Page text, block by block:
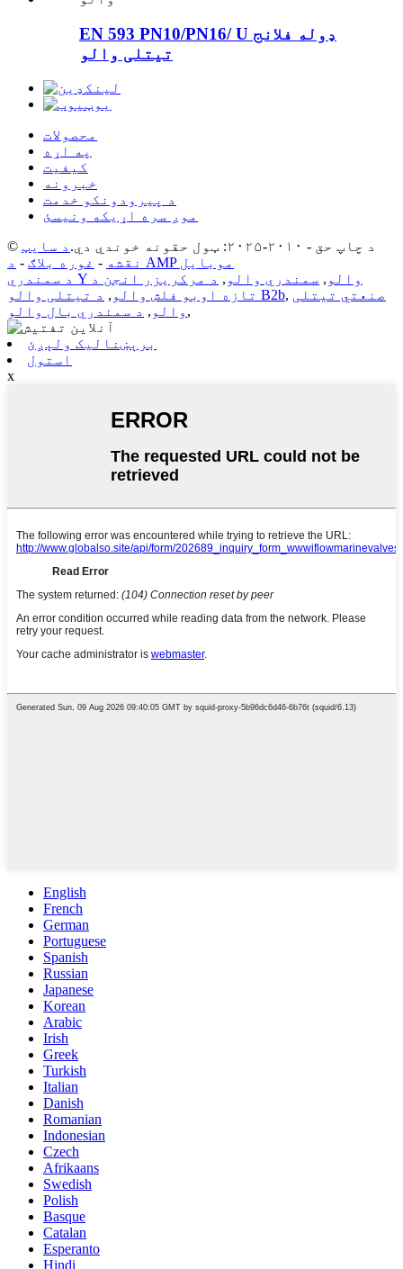
EN 593 PN10/PN16/ U ډوله فلانج
تیتلی والو
محصولات
په اړه
کیفیت
خبرونه
د پیرودونکو خدمت
موږ سره اړیکه ونیسئ
© د چاپ حق - ۲۰۱۰-۲۰۲۵: ټول حقونه خوندي دي.
د سایټ
نقشه - غوره بلاګ -
د AMP موبایل
د سمندري Y والو , سمندري والو , د مرکریزر انجن د
تازه اوبو فلش والو , د تیتلی والو B2b, صنعتي تیتلی
والو , د سمندري بال والو ,
برېښنالیک ولېږئ
استول
x
English
French
German
Portuguese
Spanish
Russian
Japanese
Korean
Arabic
Irish
Greek
Turkish
Italian
Danish
Romanian
Indonesian
Czech
Afrikaans
Swedish
Polish
Basque
Catalan
Esperanto
Hindi